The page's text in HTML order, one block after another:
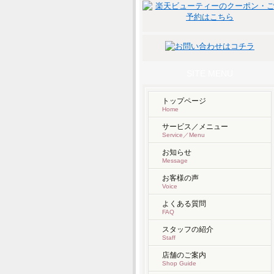
トップページ
Home
サービス／メニュー
Service／Menu
お知らせ
Message
お客様の声
Voice
よくある質問
FAQ
スタッフの紹介
Staff
店舗のご案内
Shop Guide